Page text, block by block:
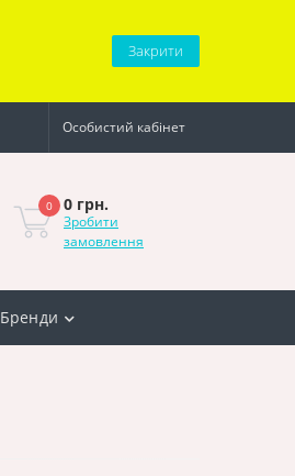
Закрити
Особистий кабінет
0 0 грн.
Зробити
замовлення
Бренди